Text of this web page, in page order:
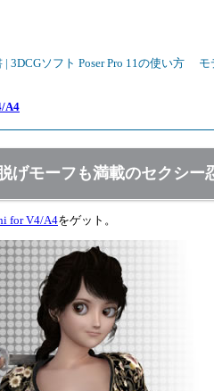
| 3DCGソフト Poser Pro 11の使い方 モ
A4
げモーフも満載のセクシ
for V4/A4をゲット。